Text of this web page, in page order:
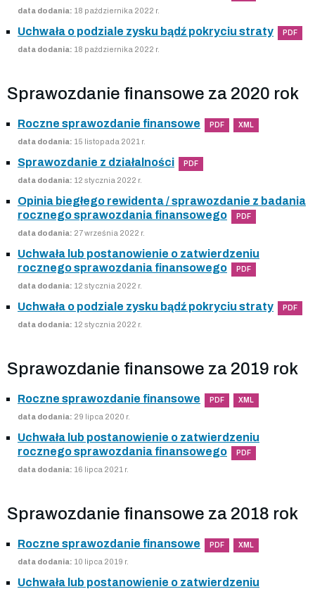
data dodania: 18 października 2022 r.
Uchwała o podziale zysku bądź pokryciu straty PDF
data dodania: 18 października 2022 r.
Sprawozdanie finansowe za 2020 rok
Roczne sprawozdanie finansowe PDF XML
data dodania: 15 listopada 2021 r.
Sprawozdanie z działalności PDF
data dodania: 12 stycznia 2022 r.
Opinia biegłego rewidenta / sprawozdanie z badania
rocznego sprawozdania finansowego
PDF
data dodania: 27 września 2022 r.
Uchwała lub postanowienie o zatwierdzeniu
rocznego sprawozdania finansowego
PDF
data dodania: 12 stycznia 2022 r.
Uchwała o podziale zysku bądź pokryciu straty PDF
data dodania: 12 stycznia 2022 r.
Sprawozdanie finansowe za 2019 rok
Roczne sprawozdanie finansowe PDF XML
data dodania: 29 lipca 2020 r.
Uchwała lub postanowienie o zatwierdzeniu
rocznego sprawozdania finansowego
PDF
data dodania: 16 lipca 2021 r.
Sprawozdanie finansowe za 2018 rok
Roczne sprawozdanie finansowe PDF XML
data dodania: 10 lipca 2019 r.
Uchwała lub postanowienie o zatwierdzeniu